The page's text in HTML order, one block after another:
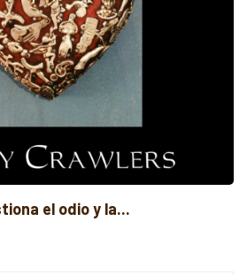
el odio y la...